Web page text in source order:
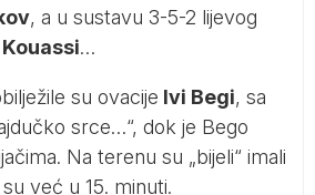
, a u sustavu 3-5-2 lijevog
Kouassi…
su ovacije Ivi Begi, sa
srce…“, dok je Bego
Na terenu su „bijeli“ imali
već u 15. minuti.